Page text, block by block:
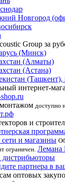
Новгород
Group за
(Минск)
(Алматы)
(Астана)
(Ташкент),
интернет-
доступно
и
и магазины
ограничен.
партнера в
оптовых